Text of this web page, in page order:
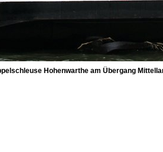
Hohenwarthe am Übergang